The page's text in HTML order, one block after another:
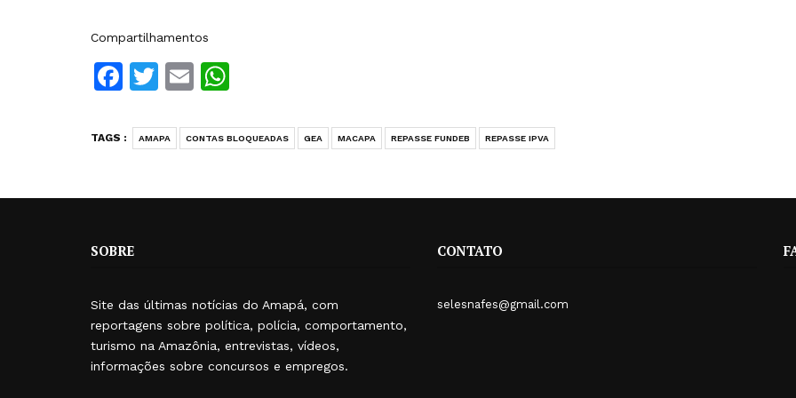
Compartilhamentos
Facebook
Twitter
Email
TAGS : AMAPA CONTAS BLOQUEADAS GEA MACAPA REPASSE FUNDEB REPASSE IPVA
SOBRE
Site das últimas notícias do Amapá, com
reportagens sobre política, polícia, comportamento,
turismo na Amazônia, entrevistas, vídeos,
informações sobre concursos e empregos.
CONTATO
selesnafes@gmail.com